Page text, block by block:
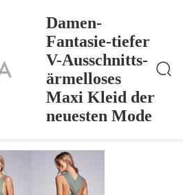
Damen-
Fantasie-tiefer
V-Ausschnitts-
ärmelloses
Maxi Kleid der
neuesten Mode
Tiefer V-Ausschnitts-Ärmelloses M
Der Neuesten Mode
tiefer V-Ausschnitts-
Kleid der neuesten